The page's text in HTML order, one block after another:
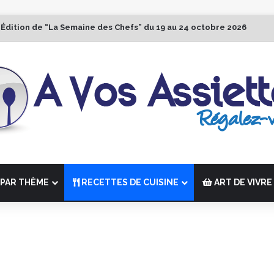
de “La Semaine des Chefs” du 19 au 24 octobre 2026
THÈME RECETTES DE CUISINE ART DE VIVRE